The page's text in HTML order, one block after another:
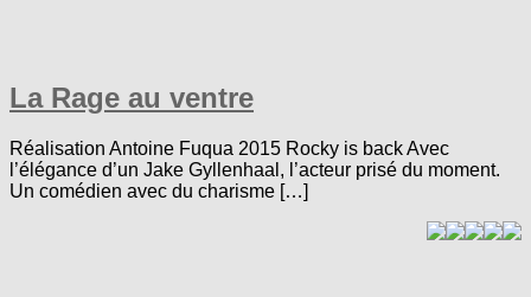
La Rage au ventre
Réalisation Antoine Fuqua 2015 Rocky is back Avec
l’élégance d’un Jake Gyllenhaal, l’acteur prisé du moment.
Un comédien avec du charisme […]